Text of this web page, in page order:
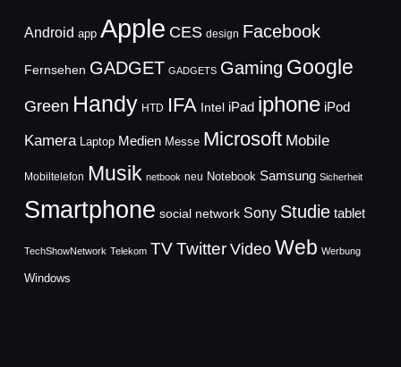
Android app Apple CES design Facebook
Fernsehen GADGET GADGETS Gaming Google
Green Handy HTD IFA Intel iPad iphone iPod
Kamera Laptop Medien Messe Microsoft Mobile
Mobiltelefon Musik netbook neu Notebook Samsung Sicherheit
Smartphone social network Sony Studie tablet
TechShowNetwork Telekom TVTwitter Video Web Werbung
Windows